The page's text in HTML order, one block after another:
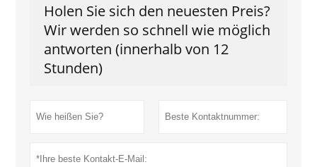
Holen Sie sich den neuesten Preis?
Wir werden so schnell wie möglich
antworten (innerhalb von 12
Stunden)